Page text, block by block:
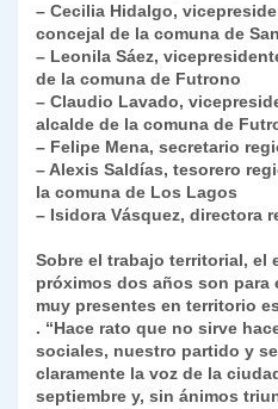
– Cecilia Hidalgo,
concejal de la comuna de
– Leonila Sáez,
de la comuna de Futrono
– Claudio Lavado,
alcalde de la comuna de
– Felipe Mena, secretario
– Alexis Saldías, tesorero
la comuna de Los Lagos
– Isidora Vásquez, directora
Sobre el trabajo territorial, el
próximos dos años son para
muy presentes en territorio
. “Hace rato que no sirve
sociales, nuestro partido y
claramente la voz de la
septiembre y, sin ánimos